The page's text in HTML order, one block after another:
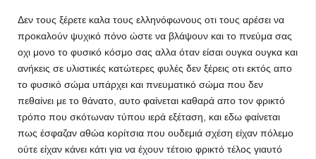
Δεν τους ξέρετε καλα τους ελληνόφωνους οτι τους αρέσει να
προκαλούν ψυχικό πόνο ώστε να βλάψουν και το πνεύμα σας
οχι μονο το φυσικό κόσμο σας αλλα όταν είσαι ουγκα ουγκα και
ανήκεις σε υλιστικές κατώτερες φυλές δεν ξέρεις οτι εκτός απο
το φυσικό σώμα υπάρχει και πνευματικό σώμα που δεν
πεθαίνει με το θάνατο, αυτο φαίνεται καθαρά απο τον φρικτό
τρόπο που σκότωναν τύπου ιερά εξέταση, και εδω φαίνεται
πως έσφαζαν αθώα κορίτσια που ουδεμιά σχέση είχαν πόλεμο
ούτε είχαν κάνει κάτι για να έχουν τέτοιο φρικτό τέλος γιαυτό